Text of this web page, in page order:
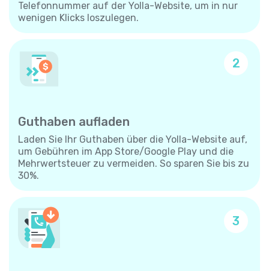
Telefonnummer auf der Yolla-Website, um in nur
wenigen Klicks loszulegen.
2
Guthaben aufladen
Laden Sie Ihr Guthaben über die Yolla-Website auf,
um Gebühren im App Store/Google Play und die
Mehrwertsteuer zu vermeiden. So sparen Sie bis zu
30%.
3